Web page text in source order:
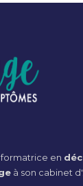
, formatrice en
à son cabinet d'